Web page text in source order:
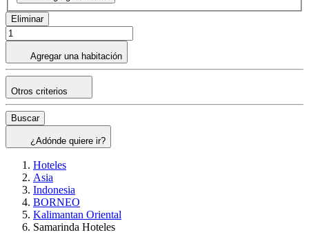
Eliminar
Agregar una habitación
Otros criterios
Buscar
¿Adónde quiere ir?
Hoteles
Asia
Indonesia
BORNEO
Kalimantan Oriental
Samarinda Hoteles